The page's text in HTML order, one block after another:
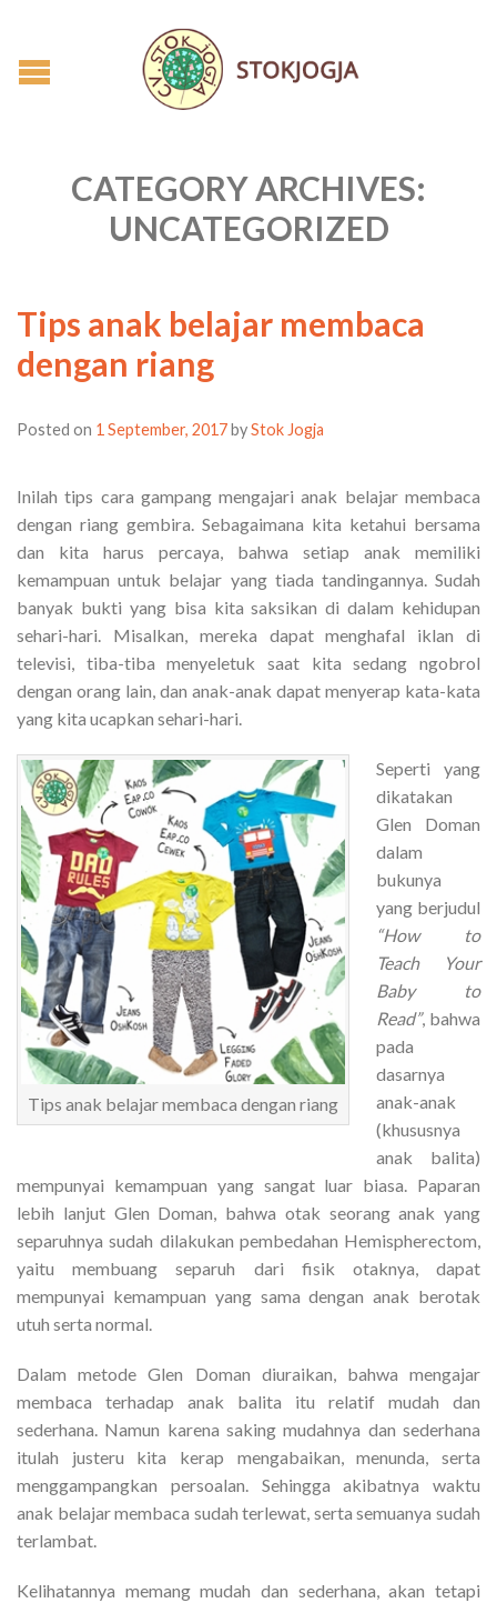
CATEGORY ARCHIVES:
UNCATEGORIZED
Tips anak belajar membaca
dengan riang
Posted on 1 September, 2017byStok Jogja
Inilah tips cara gampang mengajari anak belajar membaca
dengan riang gembira. Sebagaimana kita ketahui bersama
dan kita harus percaya, bahwa setiap anak memiliki
kemampuan untuk belajar yang tiada tandingannya. Sudah
banyak bukti yang bisa kita saksikan di dalam kehidupan
sehari-hari. Misalkan, mereka dapat menghafal iklan di
televisi, tiba-tiba menyeletuk saat kita sedang ngobrol
dengan orang lain, dan anak-anak dapat menyerap kata-kata
yang kita ucapkan sehari-hari.
Tips anak belajar membaca dengan riang
Seperti yang
dikatakan
Glen Doman
dalam
bukunya
yang berjudul
“How to
Teach Your
Baby to
Read”, bahwa
pada
dasarnya
anak-anak
(khususnya
anak balita)
mempunyai kemampuan yang sangat luar biasa. Paparan
lebih lanjut Glen Doman, bahwa otak seorang anak yang
separuhnya sudah dilakukan pembedahan Hemispherectom,
yaitu membuang separuh dari fisik otaknya, dapat
mempunyai kemampuan yang sama dengan anak berotak
utuh serta normal.
Dalam metode Glen Doman diuraikan, bahwa mengajar
membaca terhadap anak balita itu relatif mudah dan
sederhana. Namun karena saking mudahnya dan sederhana
itulah justeru kita kerap mengabaikan, menunda, serta
menggampangkan persoalan. Sehingga akibatnya waktu
anak belajar membaca sudah terlewat, serta semuanya sudah
terlambat.
Kelihatannya memang mudah dan sederhana, akan tetapi